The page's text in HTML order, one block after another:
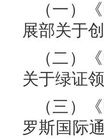
（一）
展部关于
（二）
关于绿证
（三）
罗斯国际